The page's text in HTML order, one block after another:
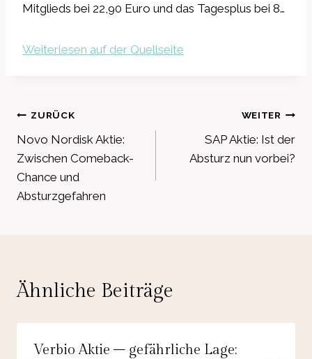
Mitglieds bei 22,90 Euro und das Tagesplus bei 8…
Weiterlesen auf der Quellseite
Beitragsnavigation
ZURÜCK
Novo Nordisk Aktie:
Zwischen Comeback-
Chance und
Absturzgefahren
WEITER
SAP Aktie: Ist der
Absturz nun vorbei?
Ähnliche Beiträge
Verbio Aktie – gefährliche Lage: